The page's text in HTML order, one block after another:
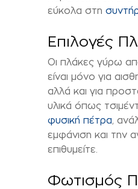
εύκολα στη
Επιλογές
Οι πλάκες γύρω
είναι μόνο για
αλλά και για
υλικά όπως
φυσική πέτρα,
εμφάνιση και την
επιθυμείτε.
Φωτισμός